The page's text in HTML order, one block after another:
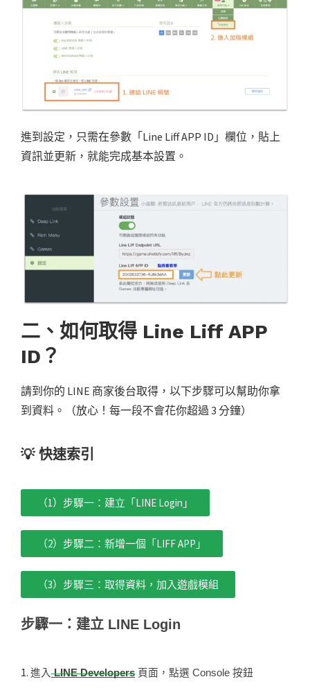
進到設定，只需在參數「Line Liff APP ID」欄位，貼上
資訊並更新，就能完成基本設置。
二、如何取得 Line Liff APP
ID？
請到你的 LINE 商家後台取得，以下步驟可以幫助你拿
到資料。（放心！每一段不會花你超過 3 分鐘）
💡 快速索引
（1）步驟一：建立「LINE Login」
（2）步驟二：新增一個「LIFF APP」
（3）步驟三：取得資料，加入遊戲模組
步驟一：建立 LINE Login
1. 進入 LINE Developers 頁面，點選 Console 按鈕